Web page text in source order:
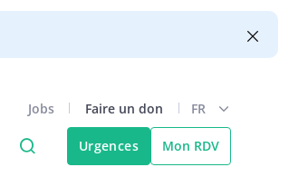
Jobs Faire un don FR
Urgences Mon RDV